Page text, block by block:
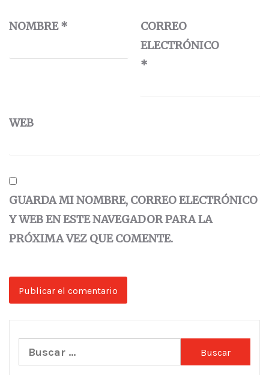
NOMBRE*
CORREO
ELECTRÓNICO
*
WEB
GUARDA MI NOMBRE, CORREO ELECTRÓNICO
Y WEB EN ESTE NAVEGADOR PARA LA
PRÓXIMA VEZ QUE COMENTE.
Buscar: